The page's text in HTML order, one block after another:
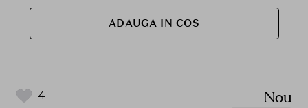
ADAUGA IN COS
4 Nou